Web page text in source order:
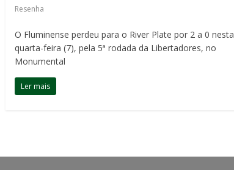
Resenha
O Fluminense perdeu para o River Plate por 2 a 0 nesta
quarta-feira (7), pela 5ª rodada da Libertadores, no
Monumental
Ler mais